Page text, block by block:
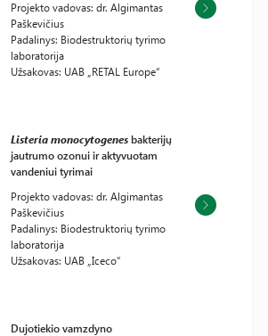
Projekto vadovas: dr. Algimantas
Paškevičius
Padalinys: Biodestruktorių tyrimo
laboratorija
Užsakovas: UAB „RETAL Europe“
Listeria monocytogenesbakterijų
jautrumo ozonui ir aktyvuotam
vandeniui tyrimai
Projekto vadovas: dr. Algimantas
Paškevičius
Padalinys: Biodestruktorių tyrimo
laboratorija
Užsakovas: UAB „Iceco“
Dujotiekio vamzdyno